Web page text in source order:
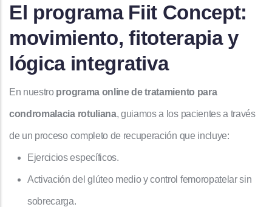
El programa Fiit Concept:
movimiento, fitoterapia y
lógica integrativa
En nuestro programa online de tratamiento para
condromalacia rotuliana, guiamos a los pacientes a través
de un proceso completo de recuperación que incluye:
Ejercicios específicos.
Activación del glúteo medio y control femoropatelar sin
sobrecarga.